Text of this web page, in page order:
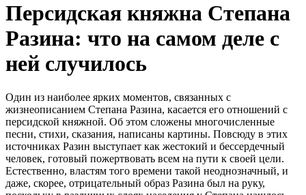
Персидская княжна Степана
Разина: что на самом деле с
ней случилось
Один из наиболее ярких моментов, связанных с
жизнеописанием Степана Разина, касается его отношений с
персидской княжной. Об этом сложены многочисленные
песни, стихи, сказания, написаны картины. Повсюду в этих
источниках Разин выступает как жестокий и бессердечный
человек, готовый пожертвовать всем на пути к своей цели.
Естественно, властям того времени такой неоднозначный, и
даже, скорее, отрицательный образ Разина был на руку,